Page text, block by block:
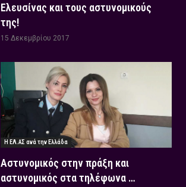
Ελευσίνας και τους αστυνομικούς
της!
15 Δεκεμβρίου 2017
Η ΕΛ.ΑΣ ανά την Ελλάδα
Αστυνομικός στην πράξη και
αστυνομικός στα τηλέφωνα …